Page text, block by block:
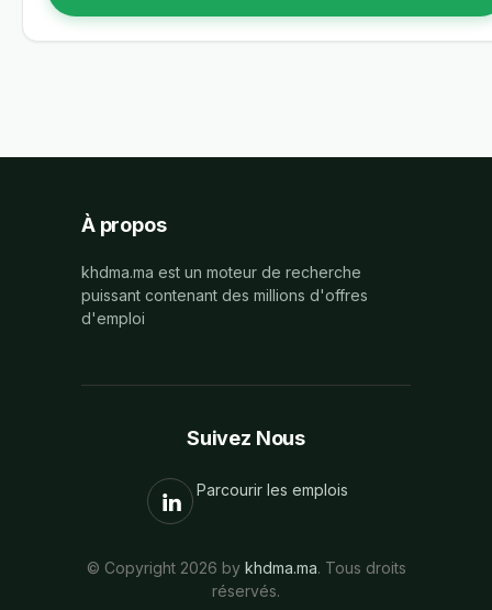
À propos
khdma.ma est un moteur de recherche
puissant contenant des millions d'offres
d'emploi
Suivez Nous
Parcourir les emplois
© Copyright 2026 by khdma.ma. Tous droits
réservés.